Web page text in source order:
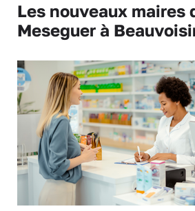
Les nouveaux maires
Meseguer à